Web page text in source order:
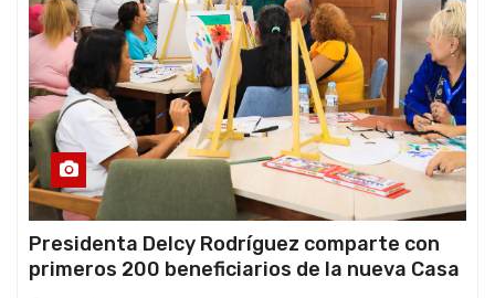
Presidenta Delcy Rodríguez comparte con
primeros 200 beneficiarios de la nueva Casa